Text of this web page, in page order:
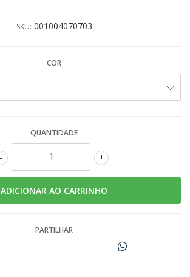
SKU: 001004070703
COR
QUANTIDADE
+
-
PARTILHAR